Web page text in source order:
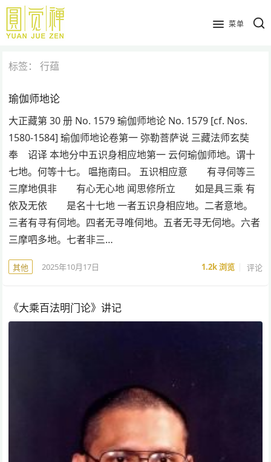
跳
主
内
菜单
标签：行蕴
瑜伽师地论
大正藏第 30 册 No. 1579 瑜伽师地论 No. 1579 [cf. Nos.
1580-1584] 瑜伽师地论卷第一 弥勒菩萨说 三藏法师玄奘
奉 诏译 本地分中五识身相应地第一 云何瑜伽师地。谓十
七地。何等十七。 嗢拖南曰。 五识相应意 有寻伺等三
三摩地俱非 有心无心地 闻思修所立 如是具三乘 有
依及无依 是名十七地 一者五识身相应地。二者意地。
三者有寻有伺地。四者无寻唯伺地。五者无寻无伺地。六者
三摩呬多地。七者非三…
其他 2025年10月17日 1.2k浏览 评论
《大乘百法明门论》讲记